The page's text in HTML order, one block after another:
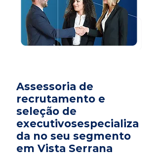
Assessoria de
recrutamento e
seleção de
executivosespecializa
da no seu segmento
em Vista Serrana